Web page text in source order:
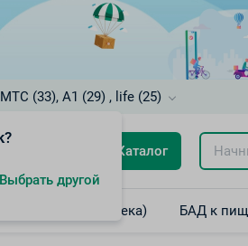
Выбрать другой
МТС (33), A1 (29) , life (25)
Каталог
(интернет-аптека) БАД к